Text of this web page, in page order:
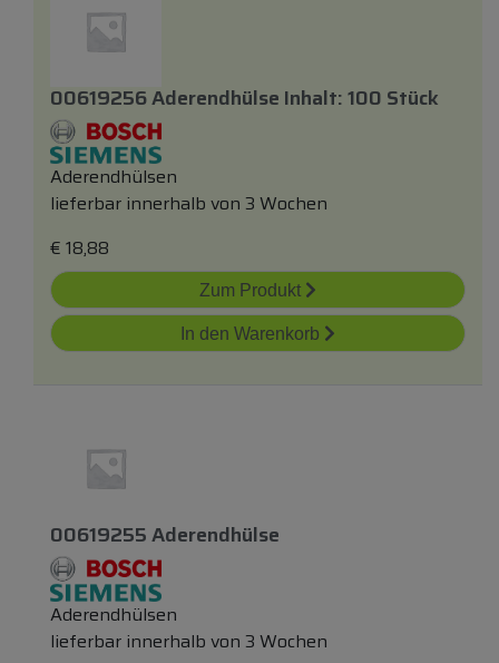
00619256 Aderendhülse Inhalt: 100 Stück
Aderendhülsen
lieferbar innerhalb von 3 Wochen
€ 18,88
Zum Produkt
In den Warenkorb
00619255 Aderendhülse
Aderendhülsen
lieferbar innerhalb von 3 Wochen